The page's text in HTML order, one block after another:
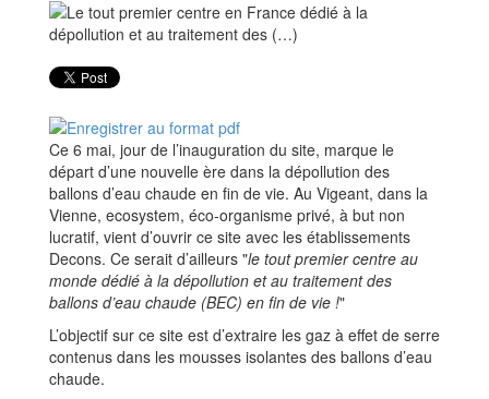
Ce 6 mai, jour de l’inauguration du site, marque le
départ d’une nouvelle ère dans la dépollution des
ballons d’eau chaude en fin de vie. Au Vigeant, dans la
Vienne, ecosystem, éco-organisme privé, à but non
lucratif, vient d’ouvrir ce site avec les établissements
Decons. Ce serait d’ailleurs "le tout premier centre au
monde dédié à la dépollution et au traitement des
ballons d’eau chaude (BEC) en fin de vie !"
L’objectif sur ce site est d’extraire les gaz à effet de serre
contenus dans les mousses isolantes des ballons d’eau
chaude.